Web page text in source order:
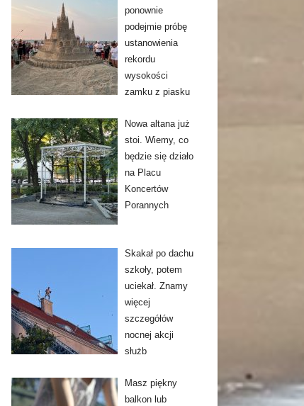
ponownie
podejmie próbę
ustanowienia
rekordu
wysokości
zamku z piasku
Nowa altana już
stoi. Wiemy, co
będzie się działo
na Placu
Koncertów
Porannych
Skakał po dachu
szkoły, potem
uciekał. Znamy
więcej
szczegółów
nocnej akcji
służb
Masz piękny
balkon lub